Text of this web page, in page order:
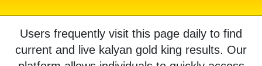
Users frequently visit this page daily to find
current and live kalyan gold king results. Our